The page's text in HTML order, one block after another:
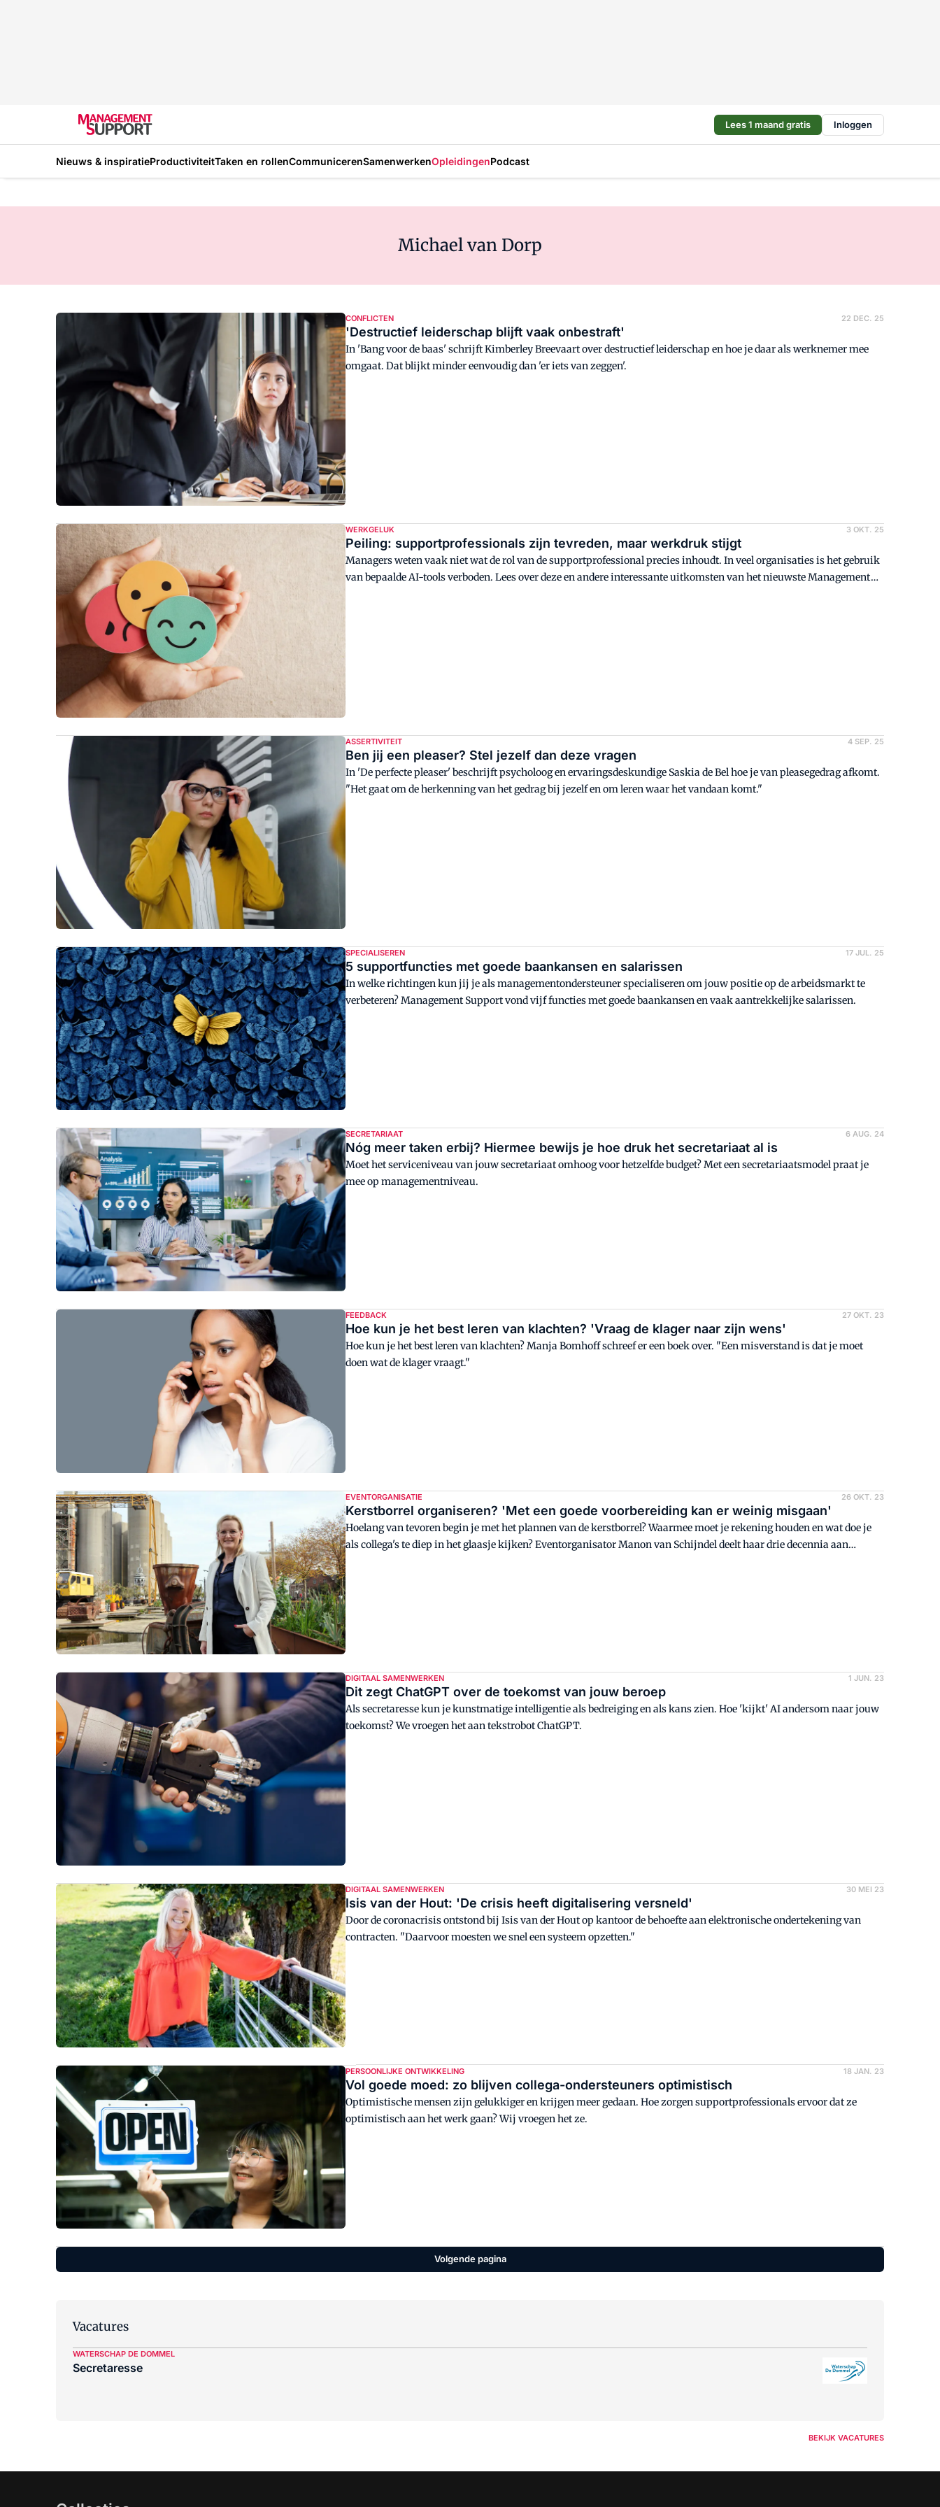
Lees 1 maand gratis Inloggen
Nieuws & inspiratieProductiviteitTaken en rollenCommunicerenSamenwerkenOpleidingenPodcast
Michael van Dorp
CONFLICTEN 22 DEC. 25
'Destructief leiderschap blijft vaak onbestraft'
In 'Bang voor de baas' schrijft Kimberley Breevaart over destructief leiderschap en hoe je daar als werknemer mee
omgaat. Dat blijkt minder eenvoudig dan 'er iets van zeggen'.
WERKGELUK 3 OKT. 25
Peiling: supportprofessionals zijn tevreden, maar werkdruk stijgt
Managers weten vaak niet wat de rol van de supportprofessional precies inhoudt. In veel organisaties is het gebruik
van bepaalde AI-tools verboden. Lees over deze en andere interessante uitkomsten van het nieuwste Management
ASSERTIVITEIT 4 SEP. 25
Ben jij een pleaser? Stel jezelf dan deze vragen
In 'De perfecte pleaser' beschrijft psycholoog en ervaringsdeskundige Saskia de Bel hoe je van pleasegedrag afkomt.
"Het gaat om de herkenning van het gedrag bij jezelf en om leren waar het vandaan komt."
SPECIALISEREN 17 JUL. 25
5 supportfuncties met goede baankansen en salarissen
In welke richtingen kun jij je als managementondersteuner specialiseren om jouw positie op de arbeidsmarkt te
verbeteren? Management Support vond vijf functies met goede baankansen en vaak aantrekkelijke salarissen.
SECRETARIAAT 6 AUG. 24
Nóg meer taken erbij? Hiermee bewijs je hoe druk het secretariaat al is
Moet het serviceniveau van jouw secretariaat omhoog voor hetzelfde budget? Met een secretariaatsmodel praat je
mee op managementniveau.
FEEDBACK 27 OKT. 23
Hoe kun je het best leren van klachten? 'Vraag de klager naar zijn wens'
Hoe kun je het best leren van klachten? Manja Bomhoff schreef er een boek over. "Een misverstand is dat je moet
doen wat de klager vraagt."
EVENTORGANISATIE 26 OKT. 23
Kerstborrel organiseren? 'Met een goede voorbereiding kan er weinig misgaan'
Hoelang van tevoren begin je met het plannen van de kerstborrel? Waarmee moet je rekening houden en wat doe je
als collega's te diep in het glaasje kijken? Eventorganisator Manon van Schijndel deelt haar drie decennia aan
DIGITAAL SAMENWERKEN 1 JUN. 23
Dit zegt ChatGPT over de toekomst van jouw beroep
Als secretaresse kun je kunstmatige intelligentie als bedreiging en als kans zien. Hoe 'kijkt' AI andersom naar jouw
toekomst? We vroegen het aan tekstrobot ChatGPT.
DIGITAAL SAMENWERKEN 30 MEI 23
Isis van der Hout: 'De crisis heeft digitalisering versneld'
Door de coronacrisis ontstond bij Isis van der Hout op kantoor de behoefte aan elektronische ondertekening van
contracten. "Daarvoor moesten we snel een systeem opzetten."
PERSOONLIJKE ONTWIKKELING 18 JAN. 23
Vol goede moed: zo blijven collega-ondersteuners optimistisch
Optimistische mensen zijn gelukkiger en krijgen meer gedaan. Hoe zorgen supportprofessionals ervoor dat ze
optimistisch aan het werk gaan? Wij vroegen het ze.
Volgende pagina
Vacatures
WATERSCHAP DE DOMMEL
Secretaresse
BEKIJK VACATURES